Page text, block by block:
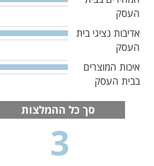
העסק
אדיבות נציגי בית
העסק
איכות המוצרים
בבית העסק
סך כל ההמלצות
3